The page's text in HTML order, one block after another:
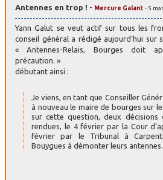
Antennes en trop ! - Mercure Galant - 5
Yann Galut se veut actif sur tous les
conseil général a rédigé aujourd’hui sur
« Antennes-Relais, Bourges doit
précaution. »
débutant ainsi :
Je viens, en tant que Conseiller
à nouveau le maire de bourges sur
sur cette question, deux décisions
rendues, le 4 février par la Cour
février par le Tribunal à
Bouygues à démonter leurs antennes.